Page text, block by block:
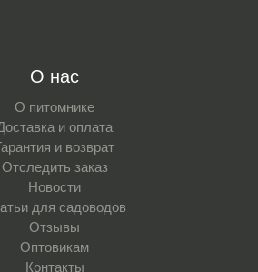
О нас
О питомнике
и оплата
и возврат
Отследить заказ
Новости
для садоводов
Отзывы
Оптовикам
Контакты